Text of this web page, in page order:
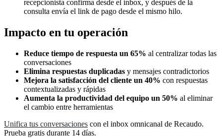
recepcionista confirma desde el inbox, y después de la
consulta envía el link de pago desde el mismo hilo.
Impacto en tu operación
Reduce tiempo de respuesta un 65% al centralizar todas las
conversaciones
Elimina respuestas duplicadas y mensajes contradictorios
Mejora la satisfacción del cliente un 40% con respuestas
contextualizadas y rápidas
Aumenta la productividad del equipo un 50% al eliminar
el cambio entre herramientas
Unifica tus conversaciones con el inbox omnicanal de Recaudo.
Prueba gratis durante 14 días.